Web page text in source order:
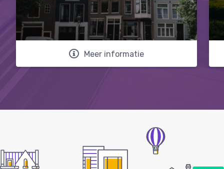
Meer informatie